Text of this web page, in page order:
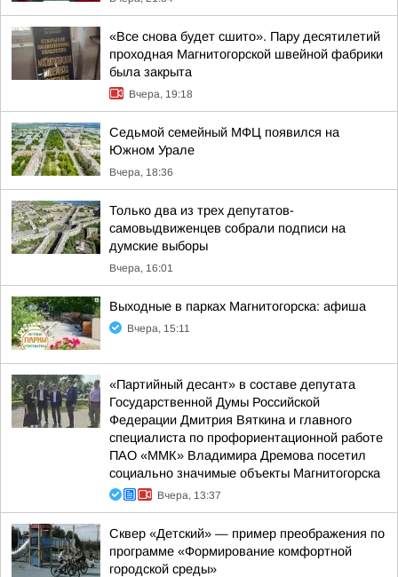
«Все снова будет сшито». Пару десятилетий
проходная Магнитогорской швейной фабрики
была закрыта
Вчера, 19:18
Седьмой семейный МФЦ появился на
Южном Урале
Вчера, 18:36
Только два из трех депутатов-
самовыдвиженцев собрали подписи на
думские выборы
Вчера, 16:01
Выходные в парках Магнитогорска: афиша
Вчера, 15:11
«Партийный десант» в составе депутата
Государственной Думы Российской
Федерации Дмитрия Вяткина и главного
специалиста по профориентационной работе
ПАО «ММК» Владимира Дремова посетил
социально значимые объекты Магнитогорска
Вчера, 13:37
Сквер «Детский» — пример преображения по
программе «Формирование комфортной
городской среды»